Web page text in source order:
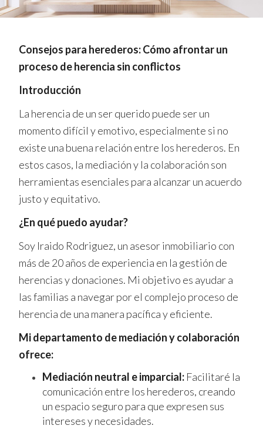
Consejos para herederos: Cómo afrontar un
proceso de herencia sin conflictos
Introducción
La herencia de un ser querido puede ser un
momento difícil y emotivo, especialmente si no
existe una buena relación entre los herederos. En
estos casos, la mediación y la colaboración son
herramientas esenciales para alcanzar un acuerdo
justo y equitativo.
¿En qué puedo ayudar?
Soy Iraido Rodriguez, un asesor inmobiliario con
más de 20 años de experiencia en la gestión de
herencias y donaciones. Mi objetivo es ayudar a
las familias a navegar por el complejo proceso de
herencia de una manera pacífica y eficiente.
Mi departamento de mediación y colaboración
ofrece:
Mediación neutral e imparcial: Facilitaré la
comunicación entre los herederos, creando
un espacio seguro para que expresen sus
intereses y necesidades.